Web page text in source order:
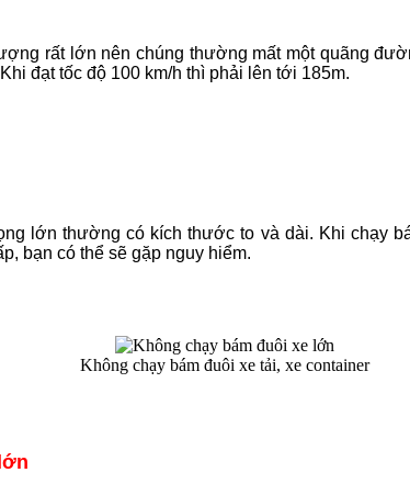
rất lớn nên chúng thường mất một quãng
đạt tốc độ 100 km/h thì phải lên tới 185m.
lớn thường có kích thước to và dài. Khi chạy
bạn có thể sẽ gặp nguy hiểm.
Không chạy bám đuôi xe tải, xe container